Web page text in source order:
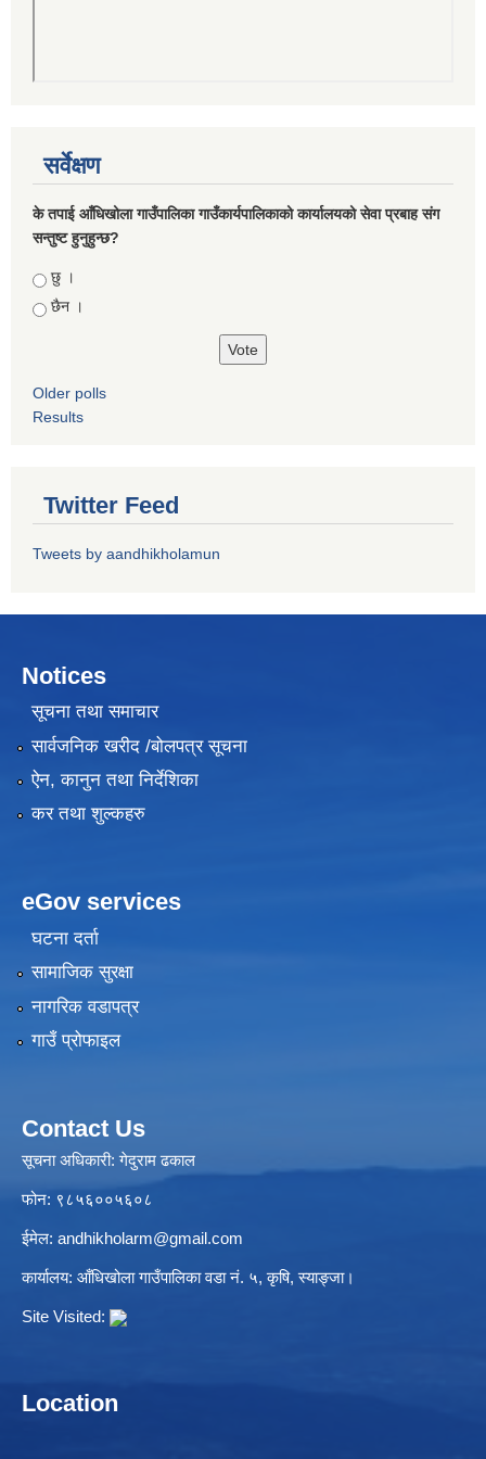
सर्वेक्षण
के तपाई आँधिखोला गाउँपालिका गाउँकार्यपालिकाको कार्यालयको सेवा प्रबाह संग
सन्तुष्ट हुनुहुन्छ?
Choices
छु ।
छैन ।
Older polls
Results
Twitter Feed
Tweets by aandhikholamun
Notices
सूचना तथा समाचार
सार्वजनिक खरीद /बोलपत्र सूचना
ऐन, कानुन तथा निर्देशिका
कर तथा शुल्कहरु
eGov services
घटना दर्ता
सामाजिक सुरक्षा
नागरिक वडापत्र
गाउँ प्रोफाइल
Contact Us
सूचना अधिकारी: गेदुराम ढकाल
फोन: ९८५६००५६०८
ईमेल: andhikholarm@gmail.com
कार्यालय: आँधिखोला गाउँपालिका वडा नं. ५, कृषि, स्याङ्जा।
Site Visited:
Location